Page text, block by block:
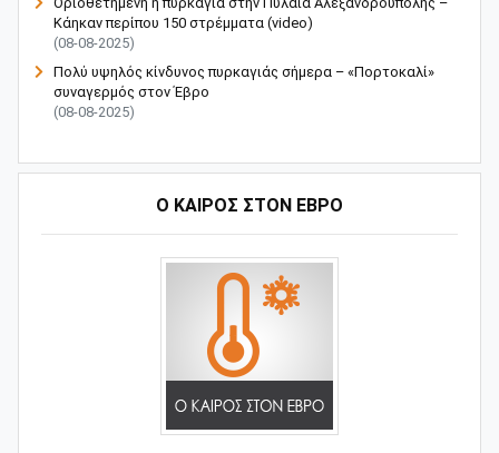
Κάηκαν περίπου 150 στρέμματα (video)
(08-08-2025)
Πολύ υψηλός κίνδυνος πυρκαγιάς σήμερα – «Πορτοκαλί»
συναγερμός στον Έβρο
(08-08-2025)
Ο ΚΑΙΡΟΣ ΣΤΟΝ ΕΒΡΟ